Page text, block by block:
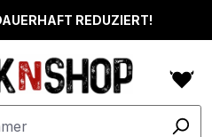
REDUZIERT!